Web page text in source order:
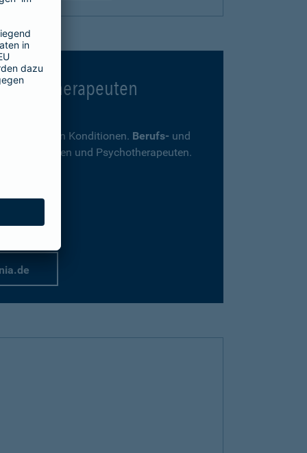
günstigen Konditionen. Berufs- und
Psychologen und Psychotherapeuten.